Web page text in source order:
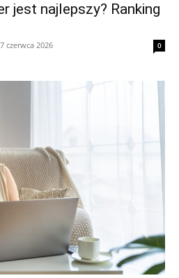
jest najlepszy? Ranking
czerwca 2026 0